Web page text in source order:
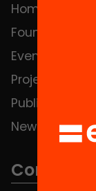
Home
Foundation
Events
Projects
Publications
News
Contact